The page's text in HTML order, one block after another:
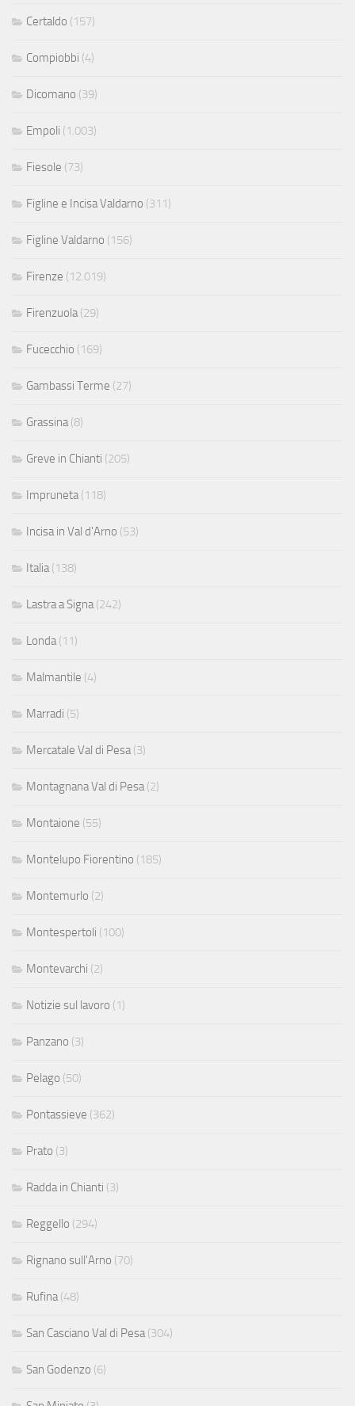
Certaldo (157)
Compiobbi (4)
Dicomano (39)
Empoli (1.003)
Fiesole (73)
Figline e Incisa Valdarno (311)
Figline Valdarno (156)
Firenze (12.019)
Firenzuola(29)
Fucecchio (169)
Gambassi Terme (27)
Grassina(8)
Greve in Chianti (205)
Impruneta(118)
Incisa in Val d'Arno (53)
Italia(138)
Lastra a Signa(242)
Londa(11)
Malmantile (4)
Marradi (5)
Mercatale Val di Pesa(3)
Montagnana Val di Pesa(2)
Montaione (55)
Montelupo Fiorentino (185)
Montemurlo (2)
Montespertoli (100)
Montevarchi (2)
Notizie sul lavoro (1)
Panzano (3)
Pelago (50)
Pontassieve (362)
Prato (3)
Radda in Chianti (3)
Reggello (294)
Rignano sull'Arno (70)
Rufina(48)
San Casciano Val di Pesa(304)
San Godenzo (6)